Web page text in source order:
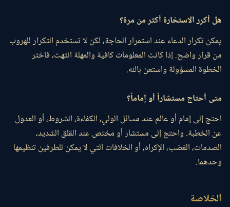
هل أكرر الاستخارة أكثر من مرة؟
يمكن تكرار الدعاء عند استمرار الحاجة، لكن لا تستخدم التكرار للهروب
من قرار واضح. إذا كانت المعلومات كافية والمهلة انتهت، فاختر
الخطوة المسؤولة واستعن بالله.
متى أحتاج مستشاراً أو إماماً؟
احتج إلى إمام أو عالم عند مسائل الولي، الكفاءة، الشروط، أو العدول
عن الخطبة. واحتج إلى مستشار أو مختص عند القلق الشديد،
الصدمات، الغضب، الإكراه، أو الخلافات التي لا يمكن للطرفين تنظيمها
وحدهما.
الخلاصة